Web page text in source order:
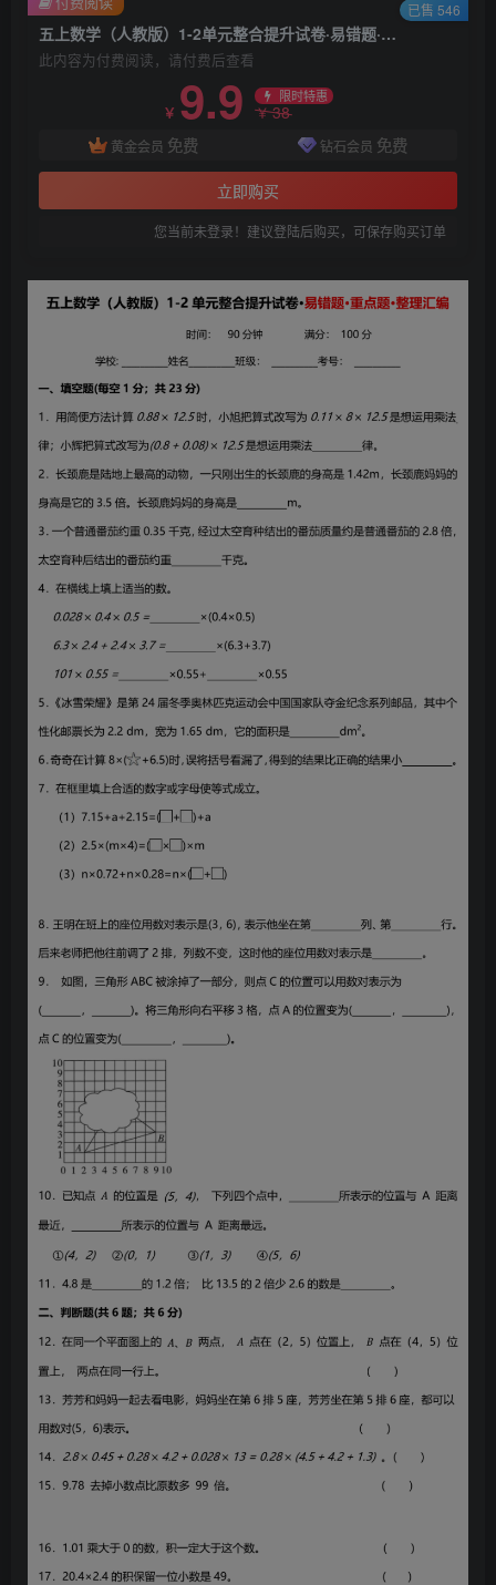
五上数学（人教版）1-2单元整合提升试卷·易错题·重点题·整理汇编
此内容为付费阅读，请付费后查看
￥ 9.9 限时特惠
￥38
黄金会员 免费 钻石会员 免费
立即购买
您当前未登录！建议登陆后购买，可保存购买订单
已售 546